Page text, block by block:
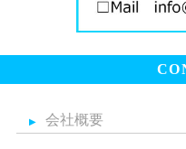
会社概要